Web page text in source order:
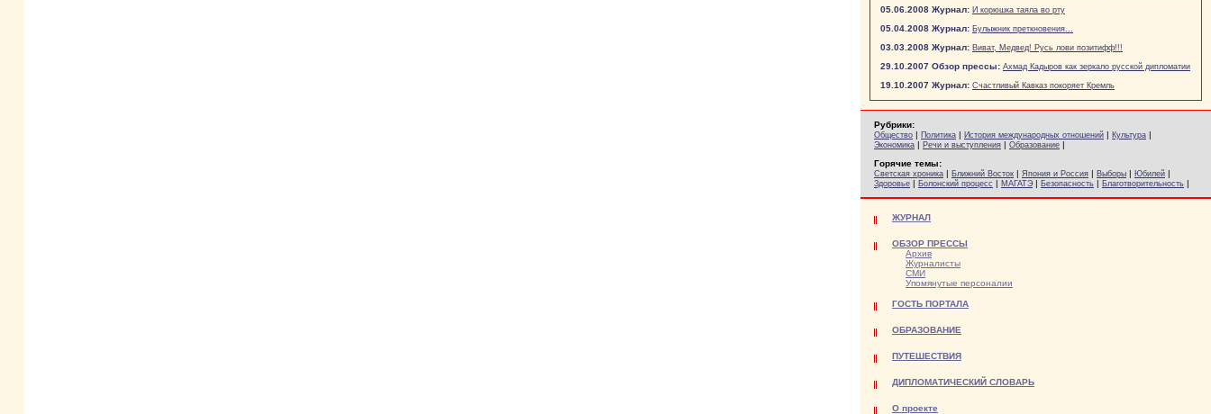
05.06.2008 Журнал: И корюшка таяла во рту
05.04.2008 Журнал: Булыжник преткновения...
03.03.2008 Журнал: Виват, Медвед! Русь лови позитифф!!!
29.10.2007 Обзор прессы: Ахмад Кадыров как зеркало русской дипломатии
19.10.2007 Журнал: Счастливый Кавказ покоряет Кремль
Рубрики:
Общество | Политика | История международных отношений | Культура |
Экономика | Речи и выступления | Образование |
Горячие темы:
Светская хроника | Ближний Восток | Япония и Россия | Выборы | Юбилей |
Здоровье | Болонский процесс | МАГАТЭ | Безопасность | Благотворительность |
ЖУРНАЛ
ОБЗОР ПРЕССЫ
Архив
Журналисты
СМИ
Упомянутые персоналии
ГОСТЬ ПОРТАЛА
ОБРАЗОВАНИЕ
ПУТЕШЕСТВИЯ
ДИПЛОМАТИЧЕСКИЙ СЛОВАРЬ
О проекте